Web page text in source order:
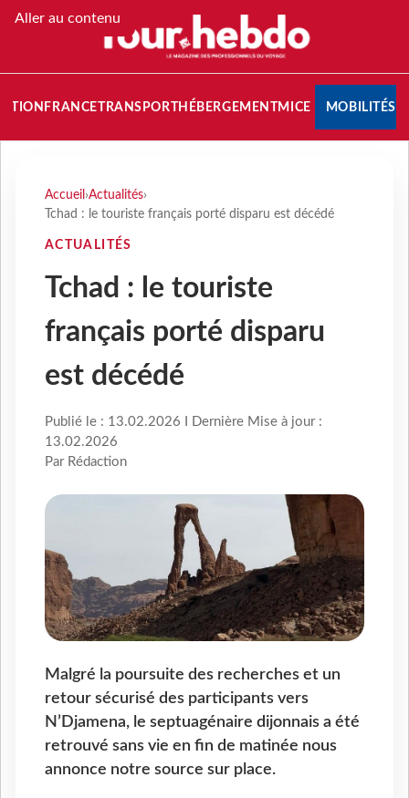
Aller au contenu
FRANCETRANSPORT HÉBERGEMENTMICE MOBILITÉS
Accueil ›Actualités›
Tchad : le touriste français porté disparu est décédé
ACTUALITÉS
Tchad : le touriste
français porté disparu
est décédé
Publié le : 13.02.2026 I Dernière Mise à jour :
13.02.2026
Par Rédaction
Malgré la poursuite des recherches et un
retour sécurisé des participants vers
N’Djamena, le septuagénaire dijonnais a été
retrouvé sans vie en fin de matinée nous
annonce notre source sur place.